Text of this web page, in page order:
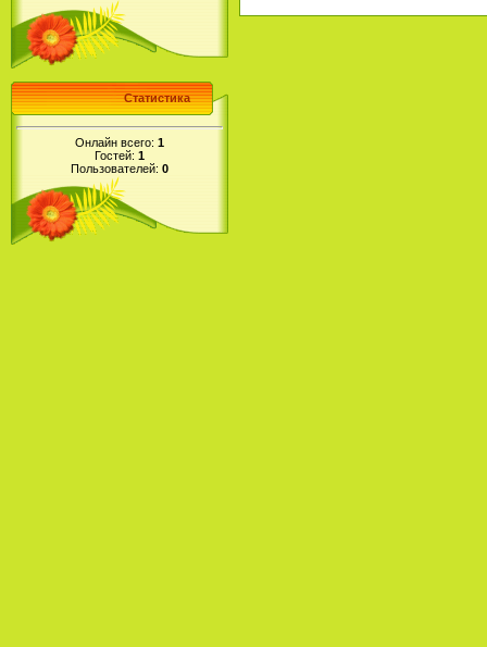
Статистика
Онлайн всего: 1
Гостей: 1
Пользователей: 0